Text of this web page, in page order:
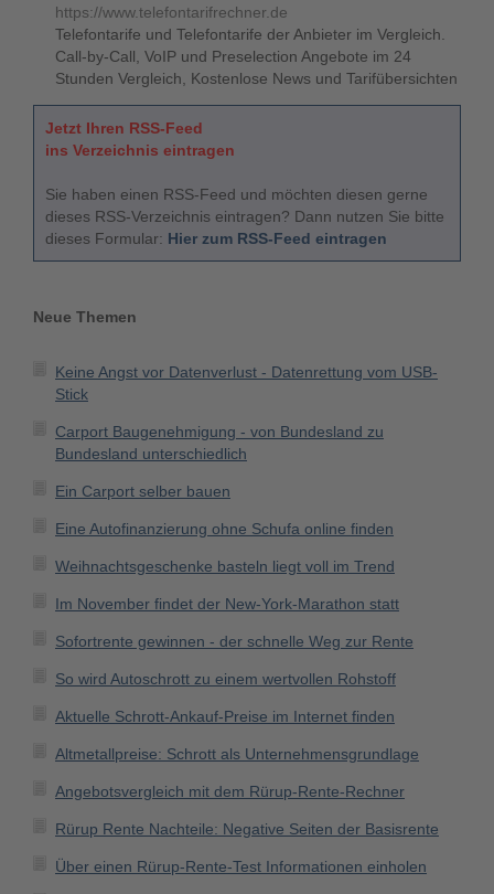
https://www.telefontarifrechner.de
Telefontarife und Telefontarife der Anbieter im Vergleich.
Call-by-Call, VoIP und Preselection Angebote im 24
Stunden Vergleich, Kostenlose News und Tarifübersichten
Jetzt Ihren RSS-Feed
ins Verzeichnis eintragen
Sie haben einen RSS-Feed und möchten diesen gerne
dieses RSS-Verzeichnis eintragen? Dann nutzen Sie bitte
dieses Formular: Hier zum RSS-Feed eintragen
Neue Themen
Keine Angst vor Datenverlust - Datenrettung vom USB-
Stick
Carport Baugenehmigung - von Bundesland zu
Bundesland unterschiedlich
Ein Carport selber bauen
Eine Autofinanzierung ohne Schufa online finden
Weihnachtsgeschenke basteln liegt voll im Trend
Im November findet der New-York-Marathon statt
Sofortrente gewinnen - der schnelle Weg zur Rente
So wird Autoschrott zu einem wertvollen Rohstoff
Aktuelle Schrott-Ankauf-Preise im Internet finden
Altmetallpreise: Schrott als Unternehmensgrundlage
Angebotsvergleich mit dem Rürup-Rente-Rechner
Rürup Rente Nachteile: Negative Seiten der Basisrente
Über einen Rürup-Rente-Test Informationen einholen